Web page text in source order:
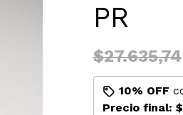
PR
$27.635,74
10% OFF
Precio final: